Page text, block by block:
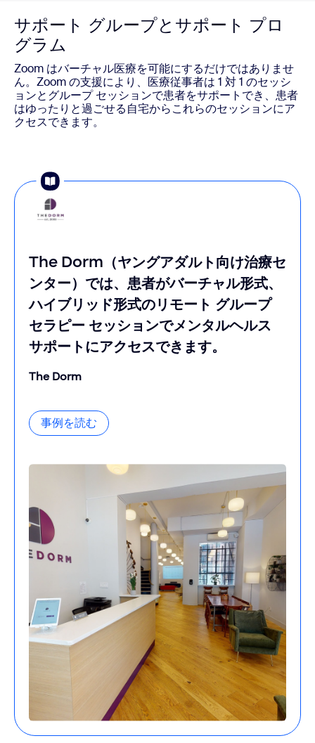
サポート グループとサポート プロ
グラム
Zoom はバーチャル医療を可能にするだけではありませ
ん。Zoom の支援により、医療従事者は 1 対 1 のセッシ
ョンとグループ セッションで患者をサポートでき、患者
はゆったりと過ごせる自宅からこれらのセッションにア
クセスできます。
The Dorm（ヤングアダルト向け治療セ
ンター）では、患者がバーチャル形式、
ハイブリッド形式のリモート グループ
セラピー セッションでメンタルヘルス
サポートにアクセスできます。
The Dorm
事例を読む 事例を読む